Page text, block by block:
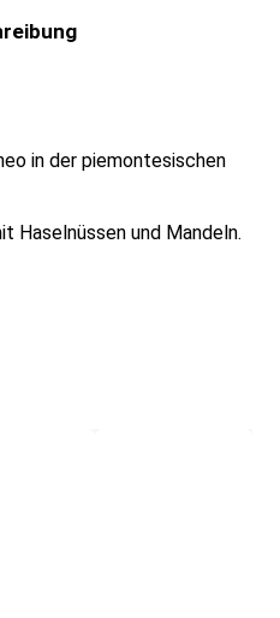
in der piemontesischen
Haselnüssen und Mandeln.